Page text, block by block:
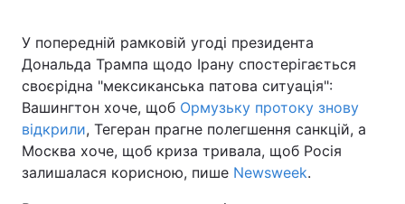
У попередній рамковій угоді президента
Дональда Трампа щодо Ірану спостерігається
своєрідна "мексиканська патова ситуація":
Вашингтон хоче, щоб Ормузьку протоку знову
відкрили, Тегеран прагне полегшення санкцій, а
Москва хоче, щоб криза тривала, щоб Росія
залишалася корисною, пише Newsweek.